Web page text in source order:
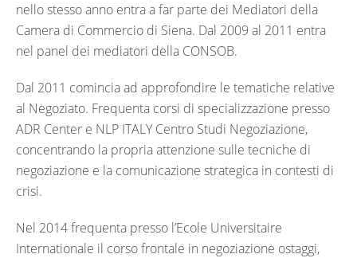
nello stesso anno entra a far parte dei Mediatori della
Camera di Commercio di Siena. Dal 2009 al 2011 entra
nel panel dei mediatori della CONSOB.
Dal 2011 comincia ad approfondire le tematiche relative
al Negoziato. Frequenta corsi di specializzazione presso
ADR Center e NLP ITALY Centro Studi Negoziazione,
concentrando la propria attenzione sulle tecniche di
negoziazione e la comunicazione strategica in contesti di
crisi.
Nel 2014 frequenta presso l’Ecole Universitaire
Internationale il corso frontale in negoziazione ostaggi,